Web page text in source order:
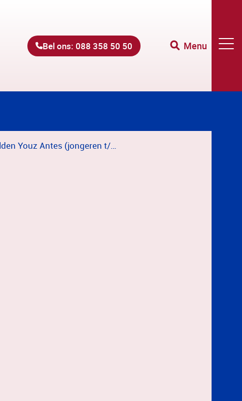
Bel ons: 088 358 50 50 Menu
Aanmelden Youz Antes (jongeren t/m 23 jaar)